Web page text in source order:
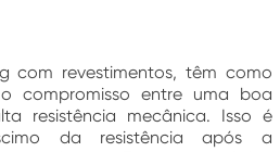
com revestimentos, têm como
compromisso entre uma boa
resistência mecânica. Isso é
da resistência após a